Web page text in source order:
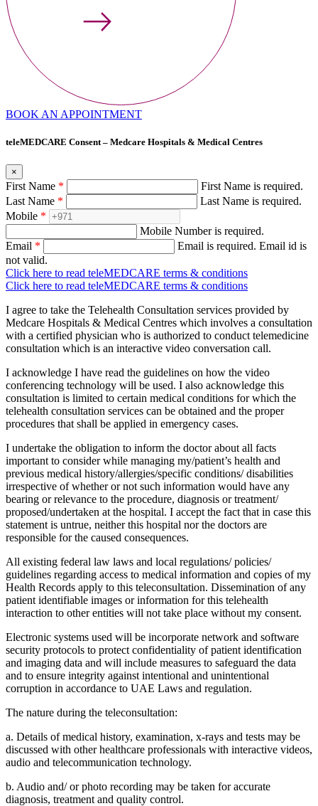
BOOK AN APPOINTMENT
teleMEDCARE Consent – Medcare Hospitals & Medical Centres
×
First Name *
First Name is required.
Last Name *
Last Name is required.
Mobile *
Mobile Number is required.
Email * Email is required. Email id is
not valid.
Click here to read teleMEDCARE terms & conditions
Click here to read teleMEDCARE terms & conditions
I agree to take the Telehealth Consultation services provided by
Medcare Hospitals & Medical Centres which involves a consultation
with a certified physician who is authorized to conduct telemedicine
consultation which is an interactive video conversation call.
I acknowledge I have read the guidelines on how the video
conferencing technology will be used. I also acknowledge this
consultation is limited to certain medical conditions for which the
telehealth consultation services can be obtained and the proper
procedures that shall be applied in emergency cases.
I undertake the obligation to inform the doctor about all facts
important to consider while managing my/patient’s health and
previous medical history/allergies/specific conditions/ disabilities
irrespective of whether or not such information would have any
bearing or relevance to the procedure, diagnosis or treatment/
proposed/undertaken at the hospital. I accept the fact that in case this
statement is untrue, neither this hospital nor the doctors are
responsible for the caused consequences.
All existing federal law laws and local regulations/ policies/
guidelines regarding access to medical information and copies of my
Health Records apply to this teleconsultation. Dissemination of any
patient identifiable images or information for this telehealth
interaction to other entities will not take place without my consent.
Electronic systems used will be incorporate network and software
security protocols to protect confidentiality of patient identification
and imaging data and will include measures to safeguard the data
and to ensure integrity against intentional and unintentional
corruption in accordance to UAE Laws and regulation.
The nature during the teleconsultation:
a. Details of medical history, examination, x-rays and tests may be
discussed with other healthcare professionals with interactive videos,
audio and telecommunication technology.
b. Audio and/ or photo recording may be taken for accurate
diagnosis, treatment and quality control.